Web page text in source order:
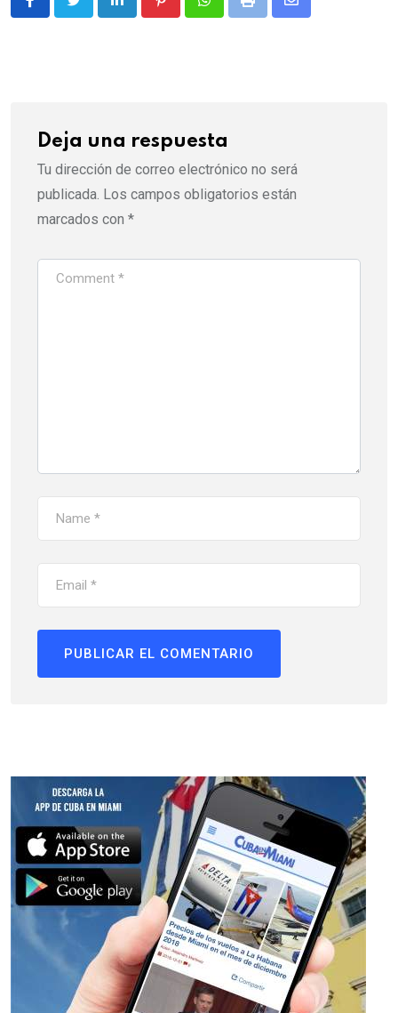
LinkedInPinterestWhatsappPrint
Share
Deja una respuesta
Tu dirección de correo electrónico no será
publicada. Los campos obligatorios están
marcados con *